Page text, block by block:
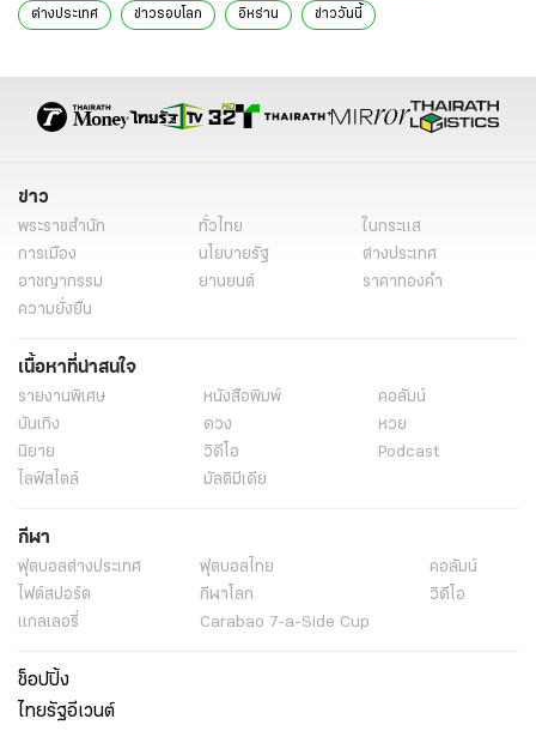
ต่างประเทศ ข่าวรอบโลก อิหร่าน ข่าววันนี้
ข่าว
พระราชสำนัก ทั่วไทย
ในกระแส
การเมือง
นโยบายรัฐ
ต่างประเทศ
อาชญากรรม
ยานยนต์
ราคาทองคำ
ความยั่งยืน
เนื้อหาที่น่าสนใจ
รายงานพิเศษ หนังสือพิมพ์
คอลัมน์
บันเทิง
ดวง
หวย
นิยาย
วิดีโอ
Podcast
ไลฟ์สไตล์
มัลติมีเดีย
กีฬา
ฟุตบอลต่่างประเทศ ฟุตบอลไทย
คอลัมน์
ไฟต์สปอร์ต
กีฬาโลก
วิดีโอ
แกลเลอรี่
Carabao 7-a-Side Cup
ช็อปปิ้ง
ไทยรัฐอีเวนต์